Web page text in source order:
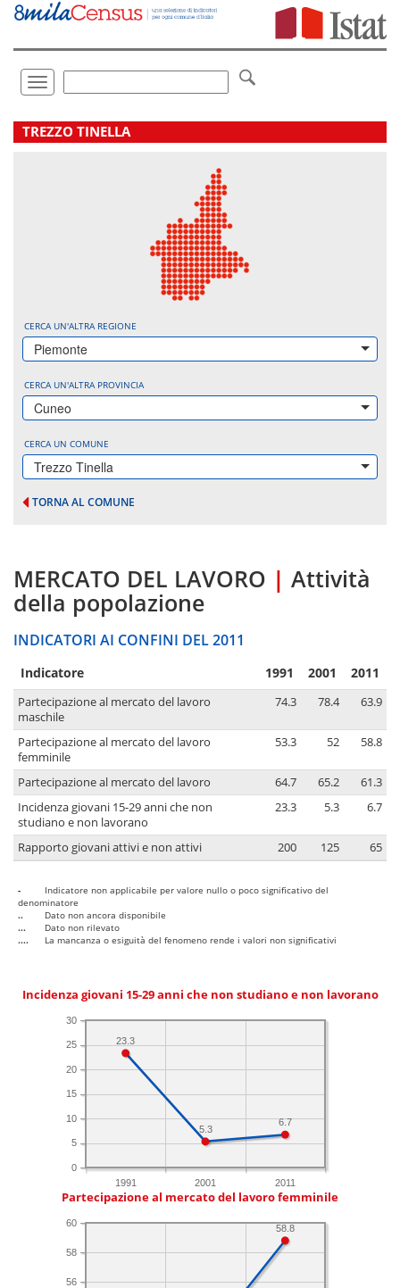
Vai
direttamente
Toggle
navigation
.
TREZZO TINELLA
CERCA UN'ALTRA REGIONE
Piemonte
CERCA UN'ALTRA PROVINCIA
Cuneo
CERCA UN COMUNE
Trezzo Tinella
TORNA AL COMUNE
MERCATO DEL LAVORO | Attività
della popolazione
INDICATORI AI CONFINI DEL 2011
Indicatore 1991 2001 2011
Partecipazione al mercato del lavoro
maschile
74.3 78.4 63.9
Partecipazione al mercato del lavoro
femminile
53.3 52 58.8
Partecipazione al mercato del lavoro 64.7 65.2
61.3
Incidenza giovani 15-29 anni che non
studiano e non lavorano
23.3 5.3 6.7
Rapporto giovani attivi e non attivi 200 125 65
-
Indicatore non applicabile per valore nullo o poco significativo del
denominatore
..
Dato non ancora disponibile
...
Dato non rilevato
....
La mancanza o esiguità del fenomeno rende i valori non significativi
Incidenza giovani 15-29 anni che non studiano e non lavorano
1991 2001 2011
0
5
10
15
20
25
30
6.7
5.3
23.3
Partecipazione al mercato del lavoro femminile
56
58
60
58.8